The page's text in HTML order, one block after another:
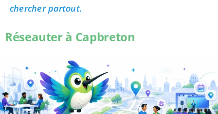
chercher partout.
Réseauter à Capbreton